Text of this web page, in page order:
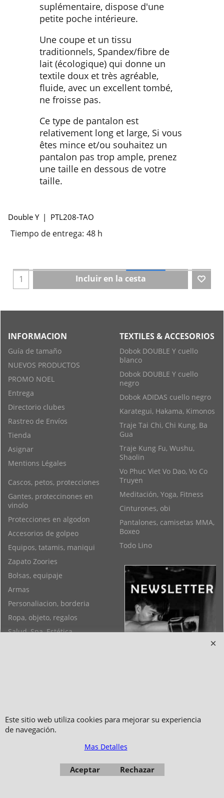
suplémentaire, dispose d'une
petite poche intérieure.
Une coupe et un tissu
traditionnels, Spandex/fibre de
lait (écologique) qui donne un
textile doux et très agréable,
fluide, avec un excellent tombé,
ne froisse pas.
Ce type de pantalon est
relativement long et large, Si vous
êtes mince et/ou souhaitez un
pantalon pas trop ample, prenez
une taille en dessous de votre
taille.
Double Y PTL208-TAO
Tiempo de entrega: 48 h
Incluir en la cesta
INFORMACION
Guía de tamaño
NUEVOS PRODUCTOS
PROMO NOEL
Entrega
Directorio clubes
Rastreo de Envíos
Tienda
Asignar
Mentions Légales
TEXTILES & ACCESORIOS
Dobok DOUBLE Y cuello
blanco
Dobok DOUBLE Y cuello
negro
Dobok ADIDAS cuello negro
Karategui, Hakama, Kimonos
Traje Tai Chi, Chi Kung, Ba
Gua
Traje Kung Fu, Wushu,
Shaolin
Vo Phuc Viet Vo Dao, Vo Co
Truyen
Meditación, Yoga, Fitness
Cinturones, obi
Pantalones, camisetas MMA,
Boxeo
Todo Lino
Cascos, petos, protecciones
Gantes, proteccinones en
vinolo
Protecciones en algodon
Accesorios de golpeo
Equipos, tatamis, maniqui
Zapato Zoories
Bolsas, equipaje
Armas
Personaliacion, borderia
Ropa, objeto, regalos
Salud, Spa, Estética
Copyright 2006-2024 © TAO DISTRIBUTION Tienda en linea para artes
marciales
Este sitio web utiliza cookies para mejorar su experiencia
de navegación.
Mas Detalles
Aceptar Rechazar